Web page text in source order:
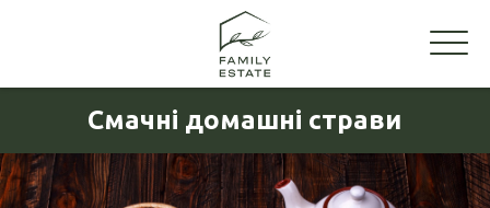
Смачні домашні страви